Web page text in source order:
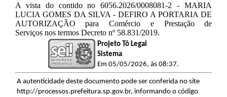
A vista do contido no 6056.2026/0008081-2 - MARIA
LUCIA GOMES DA SILVA - DEFIRO A PORTARIA DE
AUTORIZAÇÃO para Comércio e Prestação de
Serviços nos termos Decreto nº 58.831/2019.
Projeto Tô Legal
Sistema
Em 05/05/2026, às 08:37.
A autenticidade deste documento pode ser conferida no site
http://processos.prefeitura.sp.gov.br, informando o código